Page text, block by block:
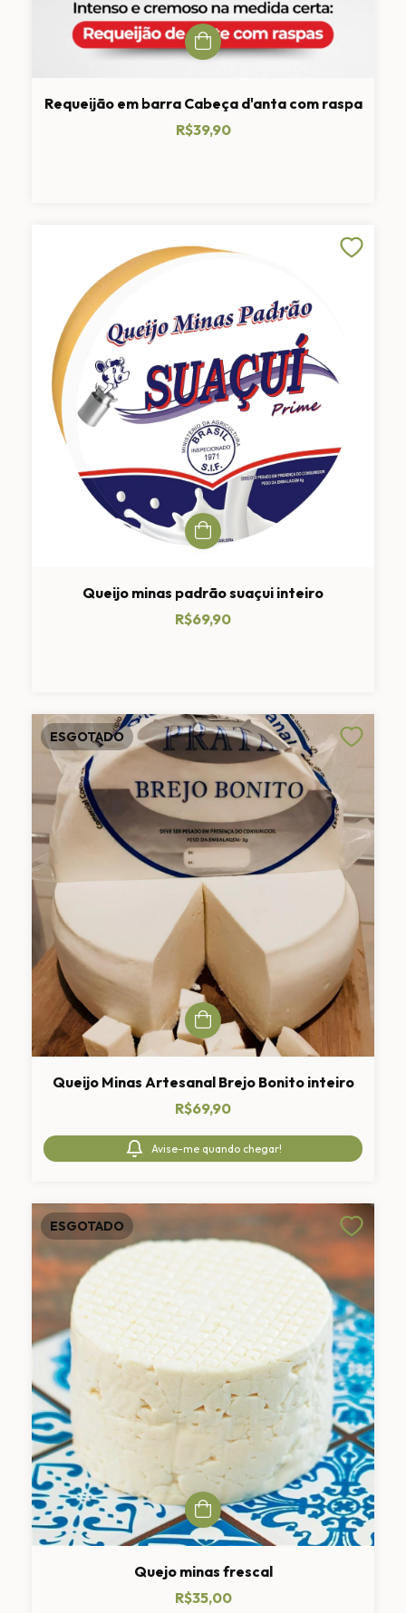
Requeijão em barra Cabeça d'anta com raspa
R$39,90
Queijo minas padrão suaçui inteiro
R$69,90
ESGOTADO
Queijo Minas Artesanal Brejo Bonito inteiro
R$69,90
Avise-me quando chegar!
ESGOTADO
Quejo minas frescal
R$35,00